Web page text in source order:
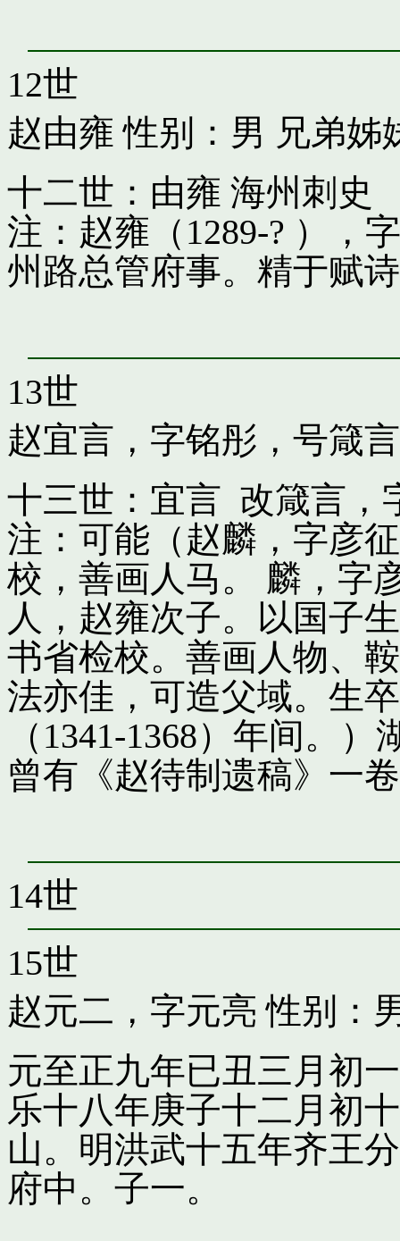
12世
赵由雍 性别：男 兄弟姊
十二世：由雍 海州刺史
注：赵雍（1289-? ），
州路总管府事。精于赋
13世
赵宜言，字铭彤，号箴言
十三世：宜言 改箴言，
注：可能（赵麟，字彦
校，善画人马。 麟，字
人，赵雍次子。以国子
书省检校。善画人物、
法亦佳，可造父域。生
（1341-1368）年间。
曾有《赵待制遗稿》一
14世
15世
赵元二，字元亮 性别：
元至正九年已丑三月初
乐十八年庚子十二月初
山。明洪武十五年齐王
府中。子一。